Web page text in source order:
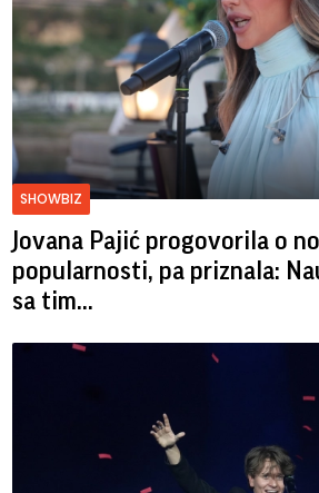
SHOWBIZ
Jovana Pajić progovorila o
popularnosti, pa priznala:
sa tim...